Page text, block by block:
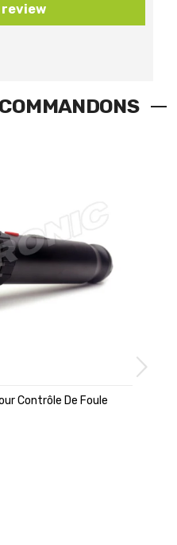
review
Contrôle De Foule